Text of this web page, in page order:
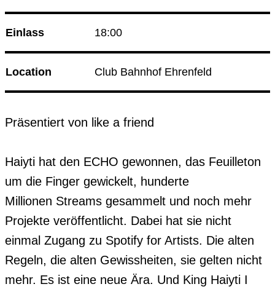
Einlass 18:00
Location Club Bahnhof Ehrenfeld
Präsentiert von like a friend
Haiyti hat den ECHO gewonnen, das Feuilleton
um die Finger gewickelt, hunderte
Millionen Streams gesammelt und noch mehr
Projekte veröffentlicht. Dabei hat sie nicht
einmal Zugang zu Spotify for Artists. Die alten
Regeln, die alten Gewissheiten, sie gelten nicht
mehr. Es ist eine neue Ära. Und King Haiyti I